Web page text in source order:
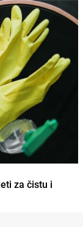
za čistu i